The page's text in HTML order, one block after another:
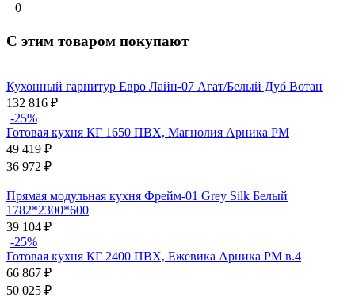
0
С этим товаром покупают
Кухонный гарнитур Евро Лайн-07 Агат/Белый Дуб Вотан
132 816 ₽
-25%
Готовая кухня КГ 1650 ПВХ, Магнолия Арника РМ
49 419 ₽
36 972 ₽
Прямая модульная кухня Фрейм-01 Grey Silk Белый
1782*2300*600
39 104 ₽
-25%
Готовая кухня КГ 2400 ПВХ, Ежевика Арника РМ в.4
66 867 ₽
50 025 ₽